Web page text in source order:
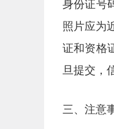
身份证号
照片应为
证和资格
旦提交，
三、注意